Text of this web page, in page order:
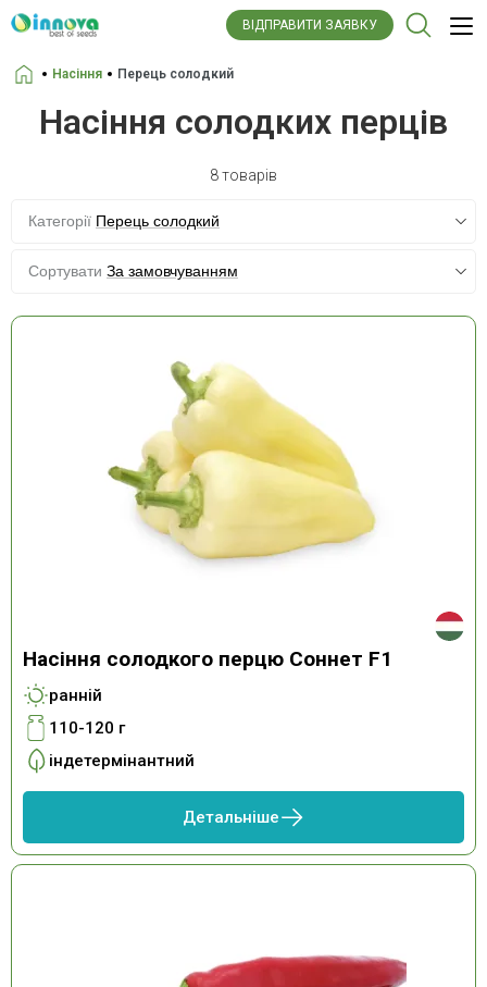
ВІДПРАВИТИ ЗАЯВКУ
Головна
Насіння Перець солодкий
Насіння солодких перців
8 товарів
Категорії Перець солодкий
Сортувати За замовчуванням
Насіння солодкого перцю Соннет F1
ранній
110-120 г
індетермінантний
Детальніше